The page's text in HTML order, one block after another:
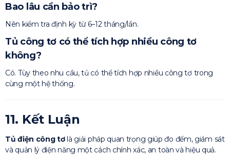
Bao lâu cần bảo trì?
Nên kiểm tra định kỳ từ 6–12 tháng/lần.
Tủ công tơ có thể tích hợp nhiều công tơ
không?
Có. Tùy theo nhu cầu, tủ có thể tích hợp nhiều công tơ trong
cùng một hệ thống.
11. Kết Luận
Tủ điện công tơlà giải pháp quan trọng giúp đo đếm, giám sát
và quản lý điện năng một cách chính xác, an toàn và hiệu quả.